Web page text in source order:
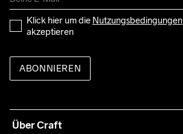
Klick hier um die Nutzungsbedingungen
akzeptieren
ABONNIEREN
Über Craft